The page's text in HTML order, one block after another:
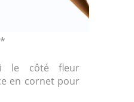
*
le côté fleur
en cornet pour